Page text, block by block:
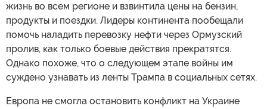
жизнь во всем регионе и взвинтила цены на бензин,
продукты и поездки. Лидеры континента пообещали
помочь наладить перевозку нефти через Ормузский
пролив, как только боевые действия прекратятся.
Однако похоже, что о следующем этапе войны им
суждено узнавать из ленты Трампа в социальных сетях.
Европа не смогла остановить конфликт на Украине